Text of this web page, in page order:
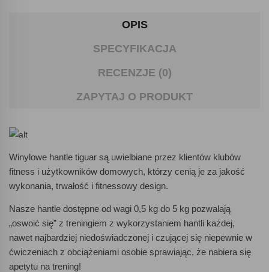
OPIS
SPECYFIKACJA
RECENZJE (0)
ZAPYTAJ O PRODUKT
Winylowe hantle tiguar są uwielbiane przez klientów klubów
fitness i użytkowników domowych, którzy cenią je za jakość
wykonania, trwałość i fitnessowy design.
Nasze hantle dostępne od wagi 0,5 kg do 5 kg pozwalają
„oswoić się” z treningiem z wykorzystaniem hantli każdej,
nawet najbardziej niedoświadczonej i czującej się niepewnie w
ćwiczeniach z obciążeniami osobie sprawiając, że nabiera się
apetytu na trening!